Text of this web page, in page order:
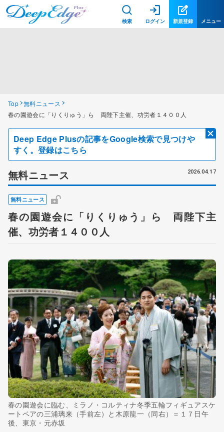
検索 ログイン 新規登録 メニュー
Top 無料ニュース
春の園遊会に「りくりゅう」ら 両陛下主催、功労者１４００人
Deep Edge Plusの記事をGoogle検索で見つけや
すく。登録はこちら
無料ニュース 2026.04.17
無料ニュース
春の園遊会に「りくりゅう」ら 両陛下主
催、功労者１４００人
春の園遊会に臨む、ミラノ・コルティナ冬季五輪フィギュアスケ
ートペアの三浦璃来（手前左）と木原龍一（同右）＝１７日午
後、東京・元赤坂